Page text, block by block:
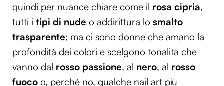
quindi per nuance chiare come il rosa cipria,
tutti i tipi di nude o addirittura lo smalto
trasparente; ma ci sono donne che amano la
profondità dei colori e scelgono tonalità che
vanno dal rosso passione, al nero, al rosso
fuoco o, perché no, qualche nail art più